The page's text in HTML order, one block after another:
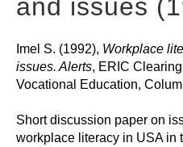
and issues
Imel S. (1992), Workplace
issues. Alerts, ERIC
Vocational Education,
Short discussion paper on
workplace literacy in USA in